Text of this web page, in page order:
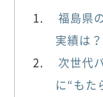
福島県
実績は？
次世代
に“もた